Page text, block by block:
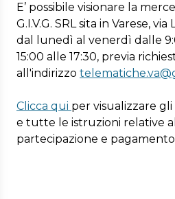
E’ possibile visionare la
G.I.V.G. SRL sita in Varese,
dal lunedì al venerdì dalle
15:00 alle 17:30, previa
all'indirizzo
Clicca qui per visualizzare gli
e tutte le istruzioni relative
partecipazione e